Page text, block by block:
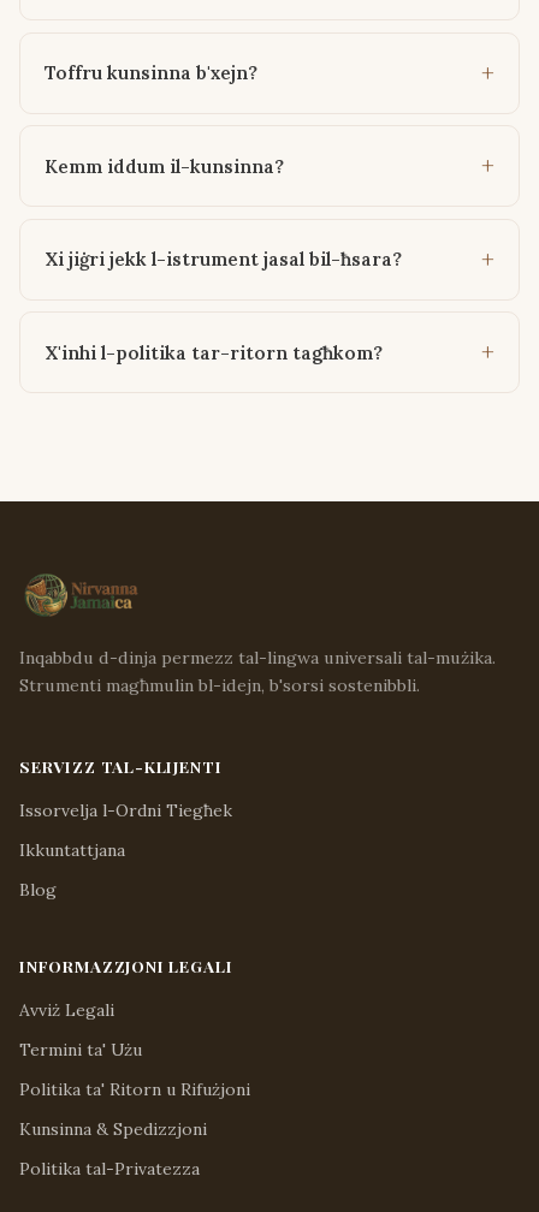
Toffru kunsinna b'xejn?
Kemm iddum il-kunsinna?
Xi jiġri jekk l-istrument jasal bil-ħsara?
X'inhi l-politika tar-ritorn tagħkom?
Inqabbdu d-dinja permezz tal-lingwa universali tal-mużika.
Strumenti magħmulin bl-idejn, b'sorsi sostenibbli.
SERVIZZ TAL-KLIJENTI
Issorvelja l-Ordni Tiegħek
Ikkuntattjana
Blog
INFORMAZZJONI LEGALI
Avviż Legali
Termini ta' Użu
Politika ta' Ritorn u Rifużjoni
Kunsinna & Spedizzjoni
Politika tal-Privatezza